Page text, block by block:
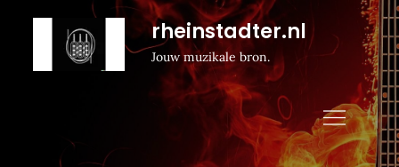
rheinstadter.nl
Jouw muzikale bron.